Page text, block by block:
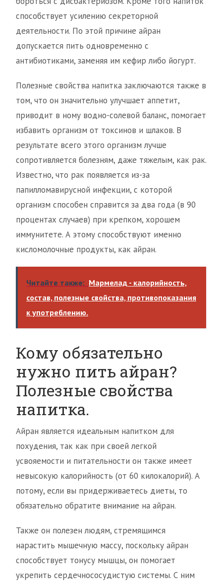
способствует усилению секреторной
деятельности. По этой причине айран
допускается пить одновременно с
антибиотиками, заменяя им кефир либо йогурт.
Полезные свойства напитка заключаются также в
том, что он значительно улучшает аппетит,
приводит в ному водно-солевой баланс, помогает
избавить организм от токсинов и шлаков. В
результате всего этого организм лучше
сопротивляется болезням, даже тяжелым, как рак.
Известно, что рак появляется из-за
папилломавирусной инфекции, с которой
организм способен справится за два года (в 90
процентах случаев) при крепком, хорошем
иммунитете. А этому способствуют именно
кисломолочные продукты, как айран.
Читайте также: Мармелад - калорийность,
состав, полезные свойства, противопоказания
к употреблению.
Кому обязательно
нужно пить айран?
Полезные свойства
напитка.
Айран является идеальным напитком для
похудения, так как при своей легкой
усвояемости и питательности он также имеет
невысокую калорийность (от 60 килокалорий). А
потому, если вы придерживаетесь диеты, то
обязательно обратите внимание на айран.
Также он полезен людям, стремящимся
нарастить мышечную массу, поскольку айран
способствует тонусу мышцы, он помогает
укрепить сердечнососудистую системы. С ним